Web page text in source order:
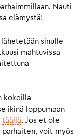
Nauti
elämystä!
sinulle
mahtuvissa
kokeilla
ikinä loppumaan
täällä. Jos et ole
voit myös